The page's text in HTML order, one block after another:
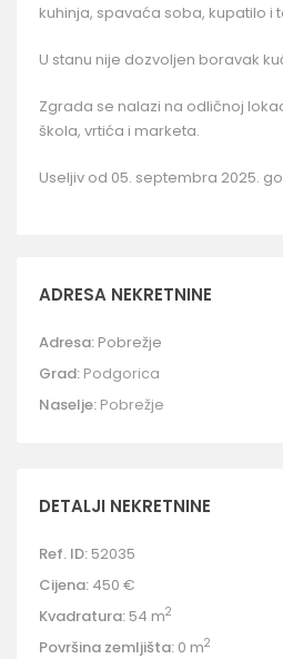
kuhinja, spavaća soba, kupatilo i
U stanu nije dozvoljen boravak
Zgrada se nalazi na odličnoj
škola, vrtića i marketa.
Useljiv od 05. septembra 2025.
ADRESA NEKRETNINE
Adresa: Pobrežje
Grad: Podgorica
Naselje: Pobrežje
DETALJI NEKRETNINE
Ref. ID: 52035
Cijena: 450 €
Kvadratura: 54 m2
Površina zemljišta: 0 m2